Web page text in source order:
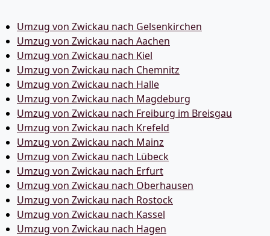
Umzug von Zwickau nach Gelsenkirchen
Umzug von Zwickau nach Aachen
Umzug von Zwickau nach Kiel
Umzug von Zwickau nach Chemnitz
Umzug von Zwickau nach Halle
Umzug von Zwickau nach Magdeburg
Umzug von Zwickau nach Freiburg im Breisgau
Umzug von Zwickau nach Krefeld
Umzug von Zwickau nach Mainz
Umzug von Zwickau nach Lübeck
Umzug von Zwickau nach Erfurt
Umzug von Zwickau nach Oberhausen
Umzug von Zwickau nach Rostock
Umzug von Zwickau nach Kassel
Umzug von Zwickau nach Hagen